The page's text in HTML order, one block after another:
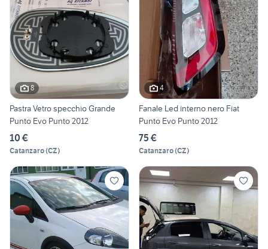
8
Pastra Vetro specchio Grande
Punto Evo Punto 2012
10 €
Catanzaro(CZ)
4
Fanale Led interno nero Fiat
Punto Evo Punto 2012
75 €
Catanzaro(CZ)